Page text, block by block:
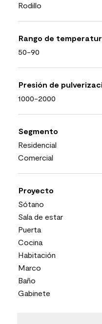
Rodillo
Rango de
50-90
Presión de
1000-2000
Segmento
Residencial
Comercial
Proyecto
Sótano
Sala de estar
Puerta
Cocina
Habitación
Marco
Baño
Gabinete